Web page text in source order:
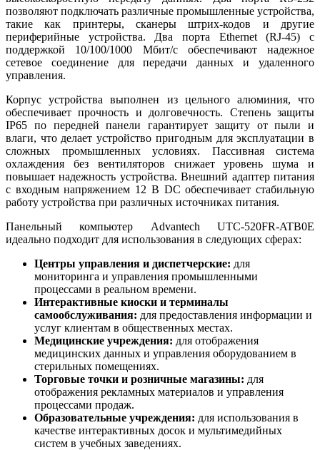
позволяют подключать различные промышленные устройства,
такие как принтеры, сканеры штрих-кодов и другие
периферийные устройства. Два порта Ethernet (RJ-45) с
поддержкой 10/100/1000 Мбит/с обеспечивают надежное
сетевое соединение для передачи данных и удаленного
управления.
Корпус устройства выполнен из цельного алюминия, что
обеспечивает прочность и долговечность. Степень защиты
IP65 по передней панели гарантирует защиту от пыли и
влаги, что делает устройство пригодным для эксплуатации в
сложных промышленных условиях. Пассивная система
охлаждения без вентиляторов снижает уровень шума и
повышает надежность устройства. Внешний адаптер питания
с входным напряжением 12 В DC обеспечивает стабильную
работу устройства при различных источниках питания.
Панельный компьютер Advantech UTC-520FR-ATB0E
идеально подходит для использования в следующих сферах:
Центры управления и диспетчерские: для
мониторинга и управления промышленными
процессами в реальном времени.
Интерактивные киоски и терминалы
самообслуживания: для предоставления информации и
услуг клиентам в общественных местах.
Медицинские учреждения: для отображения
медицинских данных и управления оборудованием в
стерильных помещениях.
Торговые точки и розничные магазины: для
отображения рекламных материалов и управления
процессами продаж.
Образовательные учреждения: для использования в
качестве интерактивных досок и мультимедийных
систем в учебных заведениях.